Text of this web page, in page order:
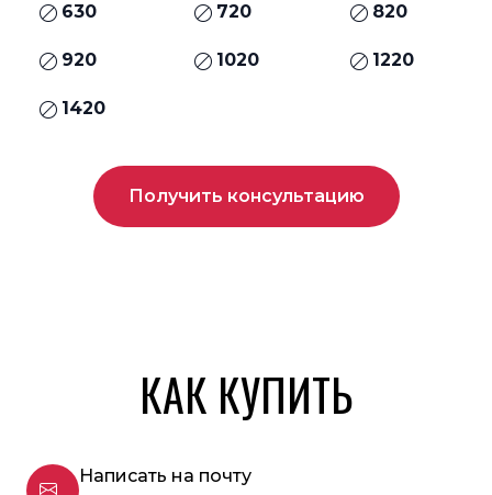
630 720 820
920 1020 1220
1420
Получить консультацию
КАК КУПИТЬ
Написать на почту